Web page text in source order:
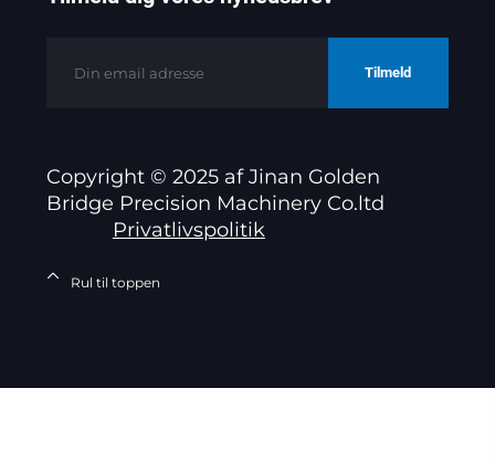
Tilmeld
Copyright © 2025 af Jinan Golden
Bridge Precision Machinery Co.ltd
Privatlivspolitik
Rul til toppen